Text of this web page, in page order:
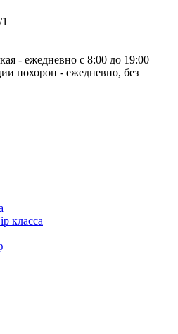
- ежедневно с 8:00 до 19:00
похорон - ежедневно, без
класса